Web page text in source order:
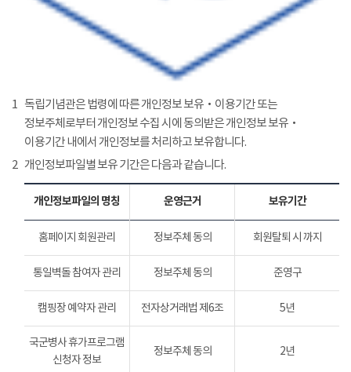
1 독립기념관은 법령에 따른 개인정보 보유‧이용기간 또는
정보주체로부터 개인정보 수집 시에 동의받은 개인정보 보유‧
이용기간 내에서 개인정보를 처리하고 보유합니다.
2 개인정보파일별 보유 기간은 다음과 같습니다.
개인정보파일의 명칭 운영근거 보유기간
홈페이지 회원관리 정보주체 동의 회원탈퇴 시 까지
통일벽돌 참여자 관리 정보주체 동의 준영구
캠핑장 예약자 관리 전자상거래법 제6조 5년
국군병사 휴가프로그램
신청자 정보
정보주체 동의 2년